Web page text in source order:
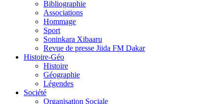
Bibliographie
Associations
Hommage
Sport
Soninkara Xibaaru
Revue de presse Jiida FM Dakar
Histoire-Géo
Histoire
Géographie
Légendes
Société
Organisation Sociale